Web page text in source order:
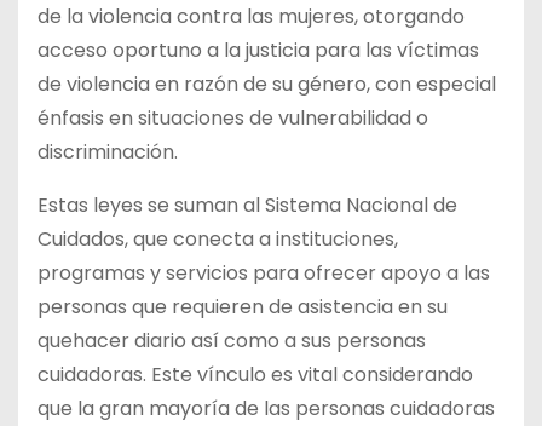
de la violencia contra las mujeres, otorgando
acceso oportuno a la justicia para las víctimas
de violencia en razón de su género, con especial
énfasis en situaciones de vulnerabilidad o
discriminación.
Estas leyes se suman al Sistema Nacional de
Cuidados, que conecta a instituciones,
programas y servicios para ofrecer apoyo a las
personas que requieren de asistencia en su
quehacer diario así como a sus personas
cuidadoras. Este vínculo es vital considerando
que la gran mayoría de las personas cuidadoras